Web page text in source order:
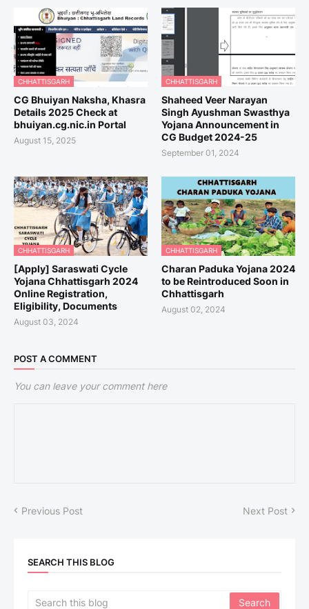
CHHATTISGARH
CG Bhuiyan Naksha, Khasra
Details 2025 Check at
bhuiyan.cg.nic.in Portal
August 15, 2025
CHHATTISGARH
Shaheed Veer Narayan
Singh Ayushman Swasthya
Yojana Announcement in
CG Budget 2024-25
September 01, 2024
CHHATTISGARH
[Apply] Saraswati Cycle
Yojana Chhattisgarh 2024
Online Registration,
Eligibility, Documents
August 03, 2024
CHHATTISGARH
Charan Paduka Yojana 2024
to be Reintroduced Soon in
Chhattisgarh
August 02, 2024
POST A COMMENT
You can leave your comment here
Previous Post Next Post
SEARCH THIS BLOG